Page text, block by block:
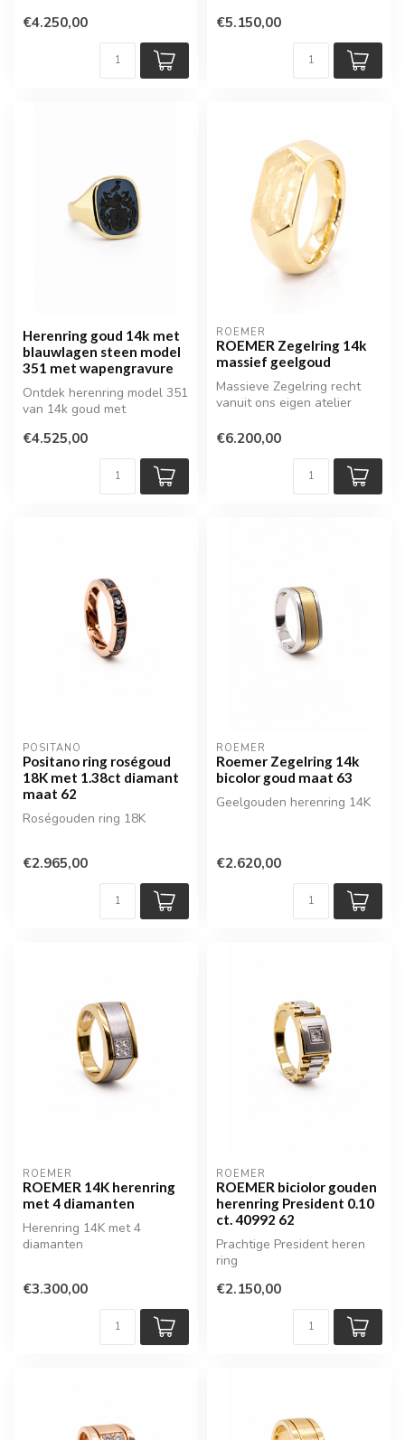
€4.250,00 €5.150,00
Herenring goud 14k met
blauwlagen steen model
351 met wapengravure
Ontdek herenring model 351
van 14k goud met
wapengravure. Ee...
€4.525,00
ROEMER
ROEMER Zegelring 14k
massief geelgoud
Massieve Zegelring recht
vanuit ons eigen atelier
€6.200,00
POSITANO
Positano ring roségoud
18K met 1.38ct diamant
maat 62
Roségouden ring 18K
€2.965,00
ROEMER
Roemer Zegelring 14k
bicolor goud maat 63
Geelgouden herenring 14K
€2.620,00
ROEMER
ROEMER 14K herenring
met 4 diamanten
Herenring 14K met 4
diamanten
€3.300,00
ROEMER
ROEMER biciolor gouden
herenring President 0.10
ct. 40992 62
Prachtige President heren
ring
€2.150,00